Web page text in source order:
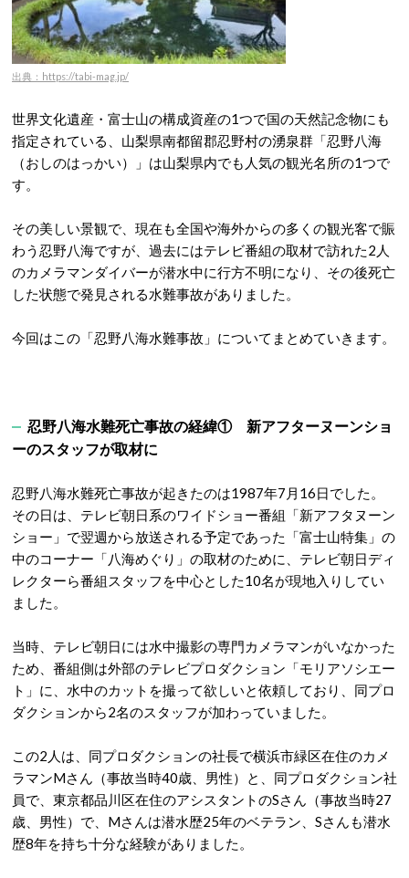
出典：https://tabi-mag.jp/
世界文化遺産・富士山の構成資産の1つで国の天然記念物にも
指定されている、山梨県南都留郡忍野村の湧泉群「忍野八海
（おしのはっかい）」は山梨県内でも人気の観光名所の1つで
す。
その美しい景観で、現在も全国や海外からの多くの観光客で賑
わう忍野八海ですが、過去にはテレビ番組の取材で訪れた2人
のカメラマンダイバーが潜水中に行方不明になり、その後死亡
した状態で発見される水難事故がありました。
今回はこの「忍野八海水難事故」についてまとめていきます。
忍野八海水難死亡事故の経緯① 新アフターヌーンショ
ーのスタッフが取材に
忍野八海水難死亡事故が起きたのは1987年7月16日でした。
その日は、テレビ朝日系のワイドショー番組「新アフタヌーン
ショー」で翌週から放送される予定であった「富士山特集」の
中のコーナー「八海めぐり」の取材のために、テレビ朝日ディ
レクターら番組スタッフを中心とした10名が現地入りしてい
ました。
当時、テレビ朝日には水中撮影の専門カメラマンがいなかった
ため、番組側は外部のテレビプロダクション「モリアソシエー
ト」に、水中のカットを撮って欲しいと依頼しており、同プロ
ダクションから2名のスタッフが加わっていました。
この2人は、同プロダクションの社長で横浜市緑区在住のカメ
ラマンMさん（事故当時40歳、男性）と、同プロダクション社
員で、東京都品川区在住のアシスタントのSさん（事故当時27
歳、男性）で、Mさんは潜水歴25年のベテラン、Sさんも潜水
歴8年を持ち十分な経験がありました。